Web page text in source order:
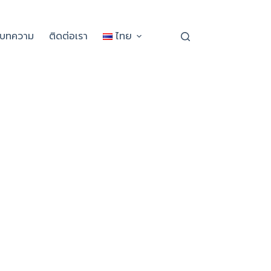
ทความ ติดต่อเรา ไทย